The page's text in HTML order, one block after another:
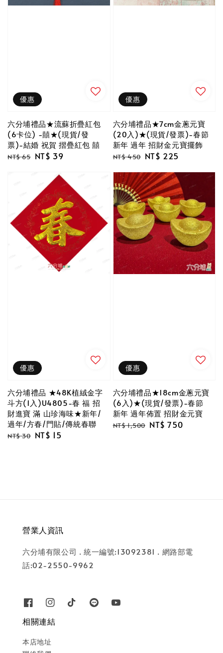
優惠
六分埔禮品★流蘇折疊紅包
(6卡位) -囍★(現貨/發
票)-結婚 祝賀 摺疊紅包 囍
Regular
NT$ 65 Sale
NT$ 39
優惠
六分埔禮品★7cm金蔥元寶
(20入)★(現貨/發票)-春節
新年 過年 招財金元寶擺飾
Regular
NT$ 450 Sale
NT$ 225
優惠
六分埔禮品 ★48K植絨金字
斗方(1入)U4805-春 福 招
財進寶 滿 山珍海味★新年/
過年/方春/門貼/傳統春聯
Regular
NT$ 30 Sale
NT$ 15
優惠
六分埔禮品★18cm金蔥元寶
(6入)★(現貨/發票)-春節
新年 過年佈置 招財金元寶
Regular
NT$ 1,500 Sale
NT$ 750
營業人資訊
六分埔有限公司 . 統一編號:13092381 . 網路部電
話:02-2550-9962
相關連結
本店地址